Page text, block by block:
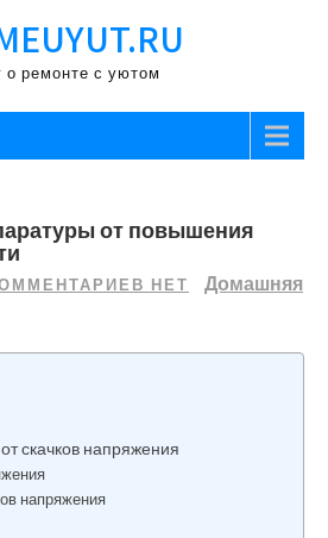
о ремонте с уютом
от повышения
НЕТ
Домашняя
скачков напряжения
напряжения